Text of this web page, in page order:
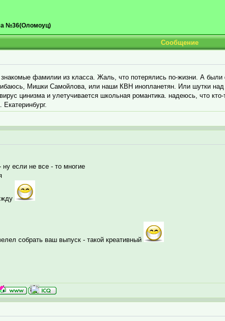
№36(Оломоуц)
Сообщение
фамилии из класса. Жаль, что потерялись по-жизни. А были
Мишки Самойлова, или наши КВН инопланетян. Или шутки
цинизма и улетучивается школьная романтика. надеюсь, что
если не все - то многие
жду
собрать ваш выпуск - такой креативный